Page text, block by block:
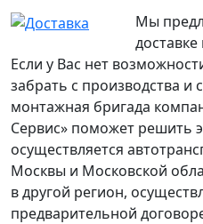
Мы
Если у Вас нет
забрать с производства и
монтажная бригада
Сервис» поможет решить
осуществляется
Москвы и Московской
в другой регион,
предварительной